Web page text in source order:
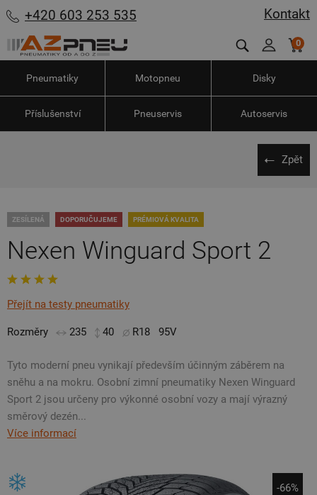
Kontakt
+420 603 253 535
0
Pneumatiky Motopneu Disky
Příslušenství Pneuservis Autoservis
Zpět
ZESÍLENÁ DOPORUČUJEME PRÉMIOVÁ KVALITA
Nexen Winguard Sport 2
Přejít na testy pneumatiky
Rozměry 235 40 R18 95V
Tyto moderní pneu vynikají především účinným záběrem na
sněhu a na mokru. Osobní zimní pneumatiky Nexen Winguard
Sport 2 jsou určeny pro výkonné osobní vozy a mají výrazný
směrový dezén...
Více informací
-66%